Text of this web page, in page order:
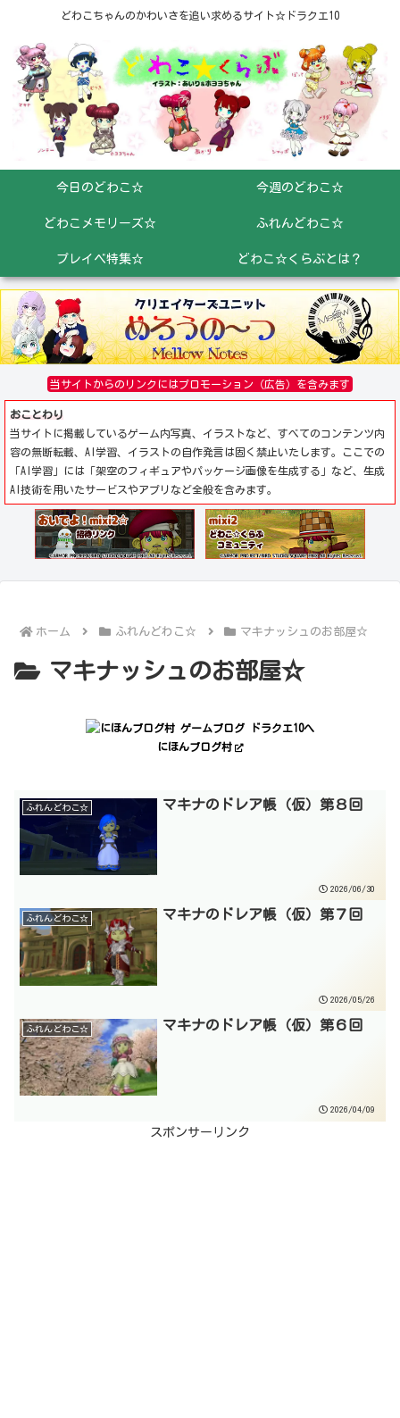
どわこちゃんのかわいさを追い求めるサイト☆ドラクエ10
今日のどわこ☆ 今週のどわこ☆
どわこメモリーズ☆ ふれんどわこ☆
プレイベ特集☆ どわこ☆くらぶとは？
当サイトからのリンクにはプロモーション（広告）を含みます
おことわり
当サイトに掲載しているゲーム内写真、イラストなど、すべてのコンテンツ内
容の無断転載、AI学習、イラストの自作発言は固く禁止いたします。ここでの
「AI学習」には「架空のフィギュアやパッケージ画像を生成する」など、生成
AI技術を用いたサービスやアプリなど全般を含みます。
ホーム ふれんどわこ☆ マキナッシュのお部屋☆
マキナッシュのお部屋☆
にほんブログ村
ふれんどわこ☆ マキナのドレア帳（仮）第８回
2026/06/30
ふれんどわこ☆ マキナのドレア帳（仮）第７回
2026/05/26
ふれんどわこ☆ マキナのドレア帳（仮）第６回
2026/04/09
スポンサーリンク